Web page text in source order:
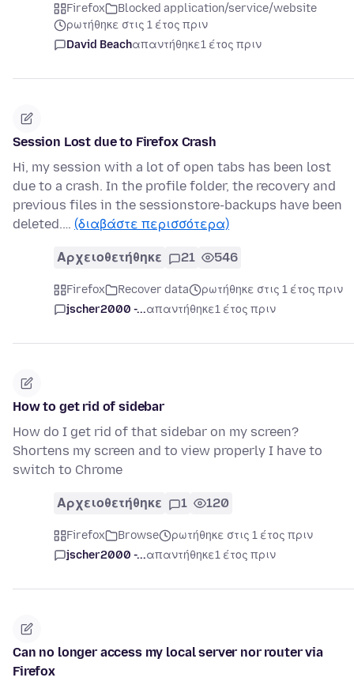
Firefox
Blocked application/service/website
ρωτήθηκε στις 1 έτος πριν
David Beachαπαντήθηκε1 έτος πριν
Session Lost due to Firefox Crash
Hi, my session with a lot of open tabs has been lost
due to a crash. In the profile folder, the recovery and
previous files in the sessionstore-backups have been
deleted.… (διαβάστε περισσότερα)
Αρχειοθετήθηκε 21 546
Firefox Recover data
ρωτήθηκε στις 1 έτος πριν
jscher2000 -...απαντήθηκε1 έτος πριν
How to get rid of sidebar
How do I get rid of that sidebar on my screen?
Shortens my screen and to view properly I have to
switch to Chrome
Αρχειοθετήθηκε 1 120
Firefox Browse
ρωτήθηκε στις 1 έτος πριν
jscher2000 -...απαντήθηκε1 έτος πριν
Can no longer access my local server nor router via
Firefox